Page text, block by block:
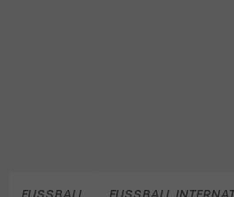
FUSSBALL FUSSBALL